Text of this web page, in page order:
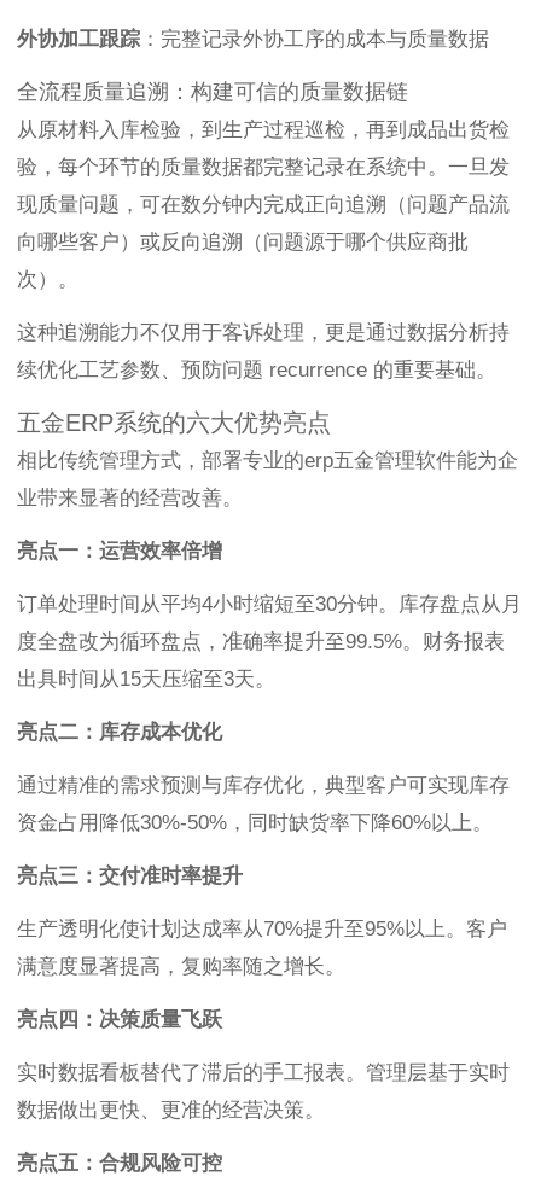
外协加工跟踪 ：完整记录外协工序的成本与质量数据
全流程质量追溯：构建可信的质量数据链
从原材料入库检验，到生产过程巡检，再到成品出货检
验，每个环节的质量数据都完整记录在系统中。一旦发
现质量问题，可在数分钟内完成正向追溯（问题产品流
向哪些客户）或反向追溯（问题源于哪个供应商批
次）。
这种追溯能力不仅用于客诉处理，更是通过数据分析持
续优化工艺参数、预防问题 recurrence 的重要基础。
五金ERP系统的六大优势亮点
相比传统管理方式，部署专业的erp五金管理软件能为企
业带来显著的经营改善。
亮点一：运营效率倍增
订单处理时间从平均4小时缩短至30分钟。库存盘点从月
度全盘改为循环盘点，准确率提升至99.5%。财务报表
出具时间从15天压缩至3天。
亮点二：库存成本优化
通过精准的需求预测与库存优化，典型客户可实现库存
资金占用降低30%-50%，同时缺货率下降60%以上。
亮点三：交付准时率提升
生产透明化使计划达成率从70%提升至95%以上。客户
满意度显著提高，复购率随之增长。
亮点四：决策质量飞跃
实时数据看板替代了滞后的手工报表。管理层基于实时
数据做出更快、更准的经营决策。
亮点五：合规风险可控